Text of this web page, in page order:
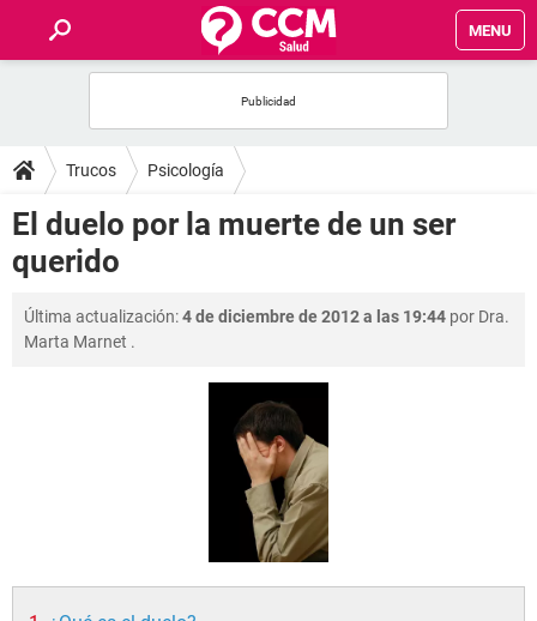
MENU
FOROS
SALUD
FAMILIA
NUTRICIÓN
Trucos Psicología
El duelo por la muerte de un ser
querido
Última actualización:4 de diciembre de 2012 a las 19:44 por Dra.
Marta Marnet .